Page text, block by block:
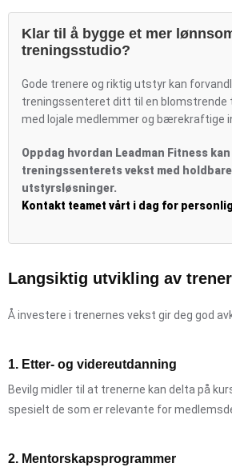
Klar til å bygge et mer
treningsstudio?
Gode trenere og riktig utstyr kan
treningssenteret ditt til en blomstrende
med lojale medlemmer og bærekraftige
Oppdag hvordan Leadman Fitness
treningssenterets vekst med
utstyrsløsninger.
Kontakt teamet vårt i dag for
Langsiktig utvikling av
Å investere i trenernes vekst gir deg god
1. Etter- og videreutdanning
Bevilg midler til at trenerne kan delta på
spesielt de som er relevante for
2. Mentorskapsprogrammer